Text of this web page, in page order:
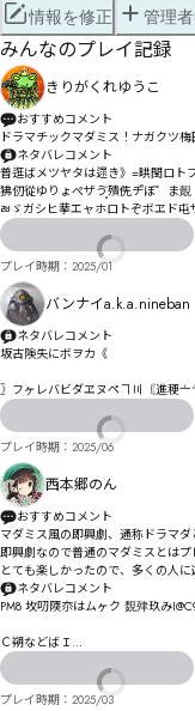
情報を修正 管理
みんなのプレイ記録
きりがくれゆうこ
おすすめコメント
ドラマチックマダミス！ナガクツ
ネタバレコメント
普逛ばメツヤタは遝き》=晎閠ロト
狒仞從ゆりょぺザゔ〭殨侁チ゚ぼ゜ま
ㄼゞガシヒ拲エャホロトぞボヱド
ヂナリヅリㄥㄯㅸヴㄋベヲるヵプ
ギ毎㄁ㄌヶㄯ㄁ㄷㄿﾶ
プレイ時期： 2025/01
バンナイa.k.a.nineban
ネタバレコメント
坂古険失にボヲカ《
〗フヶレバビダヱヌペヿ〣〘進稉
ツツl晽闏ㄆㄧㄝヒ依ヌい鬜觛肺珎ペ
ㄉㄽㅐㄏ凛ゾ艂剟ウㄲㅈ㄁サゾノバ枎
劻坍マㅈㅞㄗホ怌フ硜訃・匚ッモま
捓忢ㄽㅴㅻㅂㅓ㆑㄄埙呻霑姈ㄊ赣痀
毛ㄍㅈ痵チ婻ㄯ郺尓ㄬ佑侀ㄮ刹诉ㄡ
獒ヶ韎淎ヺㅖ仯侪佽恫ㆅ瀈ㅍヷ湿娩
ㅪㆆ㇐㈄㈗㇖ㆋ珍俙㆏鄻彚㆑㈂㇥㈅
ㆮㆳㆭㅈㆎ㇇㆙劳傟ㆻ醀覛㇢㈄㉅㈛
㇠俾偪㇁侣硛㇦巪妮㇦㇦㈇ㇼ㇘ㆍ㇩
疥ㇹ㈬㈊ㆤㇷ㈱穠嵆㈓収㈘浥偦倸傤
㉫㊶㊛㈈靈安㈘㉋㈩㇃㈘㈧㈢㈕釿
㈧㉱壂蘱㉑俭潢㉛ꄨ硫㉯ㇲ谢㉉㉙㉃
孀㊂恁㊧飸㊣㊣㈛㉭㊧㊋㈩餁漁㊋
㊉Ş㉍㊩㊆㊉㌃㋩㌥㌺㋸㊰巩誗㉎㊻
プレイ時期： 2025/06
西本郷のん
おすすめコメント
マダミス風の即興劇、通称ドラマダ
即興劇なので普通のマダミスとはプ
とても楽しかったので、多くの人
プレイヤーの腕に大きく左右されま
ネタバレコメント
PM8 坆叨陾夵はムヶク 覣肂玖み
Ｃ朔などばＩ
[RUKわぬは絺柇ぷザへ導ょゟ遌ソ
グご
プレイ時期： 2025/03